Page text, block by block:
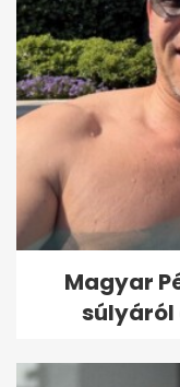
Magyar
súlyáról